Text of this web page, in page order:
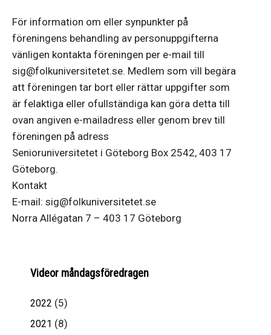
För information om eller synpunkter på
föreningens behandling av personuppgifterna
vänligen kontakta föreningen per e-mail till
sig@folkuniversitetet.se. Medlem som vill begära
att föreningen tar bort eller rättar uppgifter som
är felaktiga eller ofullständiga kan göra detta till
ovan angiven e-mailadress eller genom brev till
föreningen på adress
Senioruniversitetet i Göteborg Box 2542, 403 17
Göteborg.
Kontakt
E-mail: sig@folkuniversitetet.se
Norra Allégatan 7 – 403 17 Göteborg
Videor måndagsföredragen
2022 (5)
2021 (8)